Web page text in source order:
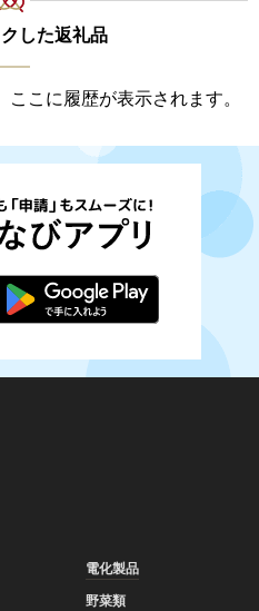
した返礼品
こに履歴が表示されます。
電化製品
野菜類